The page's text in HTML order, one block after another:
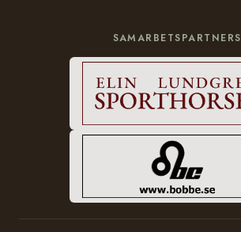
SAMARBETSPARTNERS